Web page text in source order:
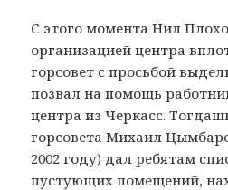
С этого момента Нил
организацией центра
горсовет с просьбой
позвал на помощь
центра из Черкасс.
горсовета Михаил
2002 году) дал ребятам
пустующих помещений,